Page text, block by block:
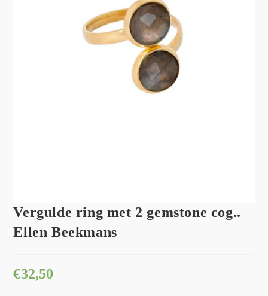
Vergulde ring met 2 gemstone cog..
Ellen Beekmans
€32,50